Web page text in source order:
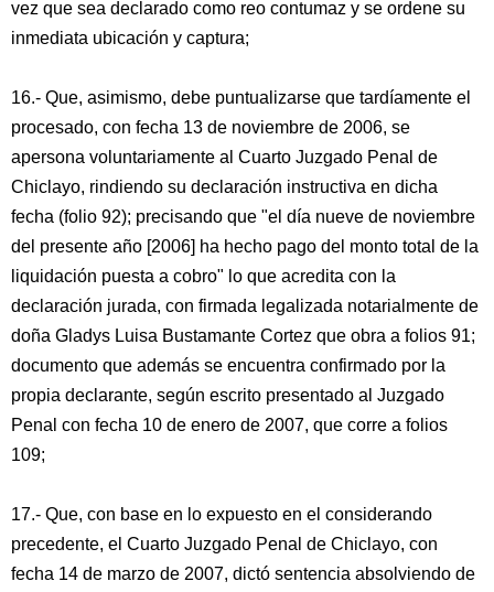
vez que sea declarado como reo contumaz y se ordene su
inmediata ubicación y captura;
16.- Que, asimismo, debe puntualizarse que tardíamente el
procesado, con fecha 13 de noviembre de 2006, se
apersona voluntariamente al Cuarto Juzgado Penal de
Chiclayo, rindiendo su declaración instructiva en dicha
fecha (folio 92); precisando que "el día nueve de noviembre
del presente año [2006] ha hecho pago del monto total de la
liquidación puesta a cobro" lo que acredita con la
declaración jurada, con firmada legalizada notarialmente de
doña Gladys Luisa Bustamante Cortez que obra a folios 91;
documento que además se encuentra confirmado por la
propia declarante, según escrito presentado al Juzgado
Penal con fecha 10 de enero de 2007, que corre a folios
109;
17.- Que, con base en lo expuesto en el considerando
precedente, el Cuarto Juzgado Penal de Chiclayo, con
fecha 14 de marzo de 2007, dictó sentencia absolviendo de